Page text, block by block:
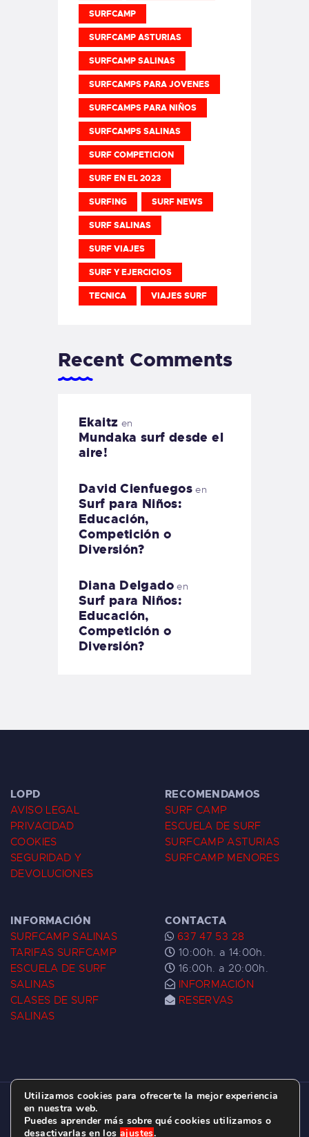
SURFCAMP
SURFCAMP ASTURIAS
SURFCAMP SALINAS
SURFCAMPS PARA JOVENES
SURFCAMPS PARA NIÑOS
SURFCAMPS SALINAS
SURF COMPETICION
SURF EN EL 2023
SURFING SURF NEWS
SURF SALINAS
SURF VIAJES
SURF Y EJERCICIOS
TECNICA VIAJES SURF
Recent Comments
Ekaitz en
Mundaka surf desde el
aire!
David Cienfuegos en
Surf para Niños:
Educación,
Competición o
Diversión?
Diana Delgadoen
Surf para Niños:
Educación,
Competición o
Diversión?
LOPD
AVISO LEGAL
PRIVACIDAD
COOKIES
SEGURIDAD Y
DEVOLUCIONES
RECOMENDAMOS
SURF CAMP
ESCUELA DE SURF
SURFCAMP ASTURIAS
SURFCAMP MENORES
INFORMACIÓN
SURFCAMP SALINAS
TARIFAS SURFCAMP
ESCUELA DE SURF
SALINAS
CLASES DE SURF
SALINAS
CONTACTA
637 47 53 28
10:00h. a 14:00h.
16:00h. a 20:00h.
INFORMACIÓN
RESERVAS
ESCUELA DE SURF LAS DUNAS ©
2026.
C/ BERNARDO ÁLVAREZ GALAN 1, SALINAS
Utilizamos cookies para ofrecerte la mejor experiencia
en nuestra web.
Puedes aprender más sobre qué cookies utilizamos o
desactivarlas en los ajustes.